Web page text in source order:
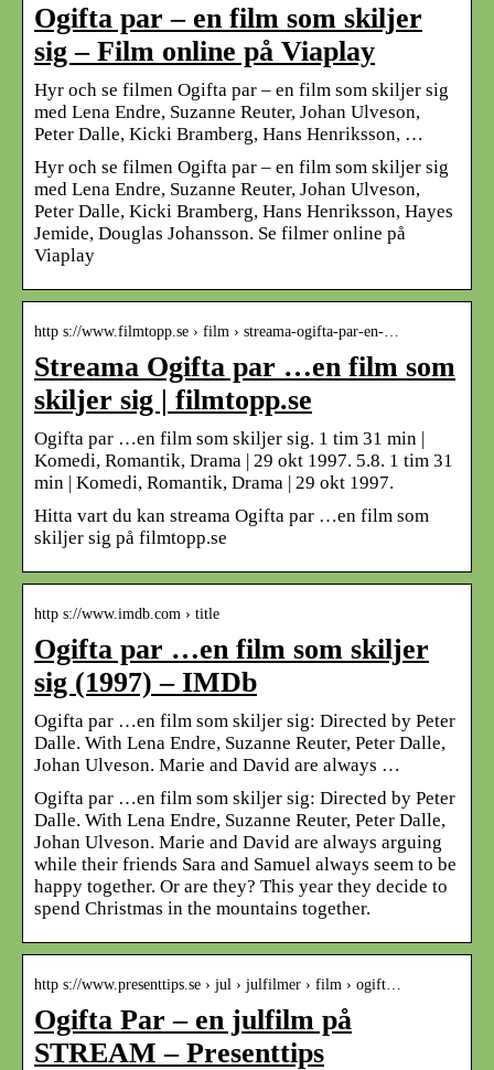
Ogifta par – en film som skiljer
sig – Film online på Viaplay
Hyr och se filmen Ogifta par – en film som skiljer sig
med Lena Endre, Suzanne Reuter, Johan Ulveson,
Peter Dalle, Kicki Bramberg, Hans Henriksson, …
Hyr och se filmen Ogifta par – en film som skiljer sig
med Lena Endre, Suzanne Reuter, Johan Ulveson,
Peter Dalle, Kicki Bramberg, Hans Henriksson, Hayes
Jemide, Douglas Johansson. Se filmer online på
Viaplay
http s://www.filmtopp.se › film › streama-ogifta-par-en-…
Streama Ogifta par …en film som
skiljer sig | filmtopp.se
Ogifta par …en film som skiljer sig. 1 tim 31 min |
Komedi, Romantik, Drama | 29 okt 1997. 5.8. 1 tim 31
min | Komedi, Romantik, Drama | 29 okt 1997.
Hitta vart du kan streama Ogifta par …en film som
skiljer sig på filmtopp.se
http s://www.imdb.com › title
Ogifta par …en film som skiljer
sig (1997) – IMDb
Ogifta par …en film som skiljer sig: Directed by Peter
Dalle. With Lena Endre, Suzanne Reuter, Peter Dalle,
Johan Ulveson. Marie and David are always …
Ogifta par …en film som skiljer sig: Directed by Peter
Dalle. With Lena Endre, Suzanne Reuter, Peter Dalle,
Johan Ulveson. Marie and David are always arguing
while their friends Sara and Samuel always seem to be
happy together. Or are they? This year they decide to
spend Christmas in the mountains together.
http s://www.presenttips.se › jul › julfilmer › film › ogift…
Ogifta Par – en julfilm på
STREAM – Presenttips